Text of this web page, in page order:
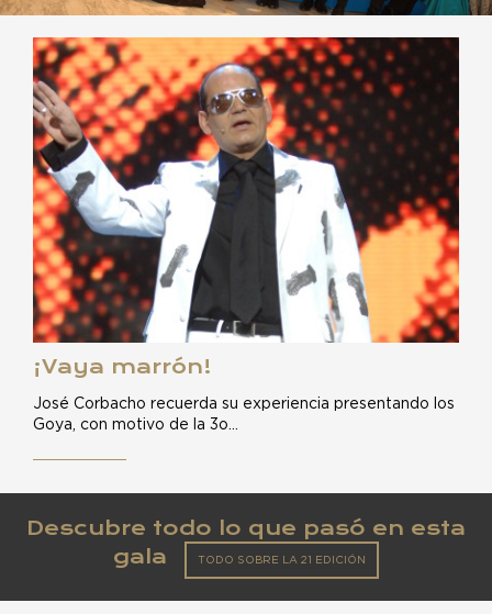
¡Vaya marrón!
José Corbacho recuerda su experiencia presentando los
Goya, con motivo de la 3o…
Descubre todo lo que pasó en esta
gala
TODO SOBRE LA 21 EDICIÓN